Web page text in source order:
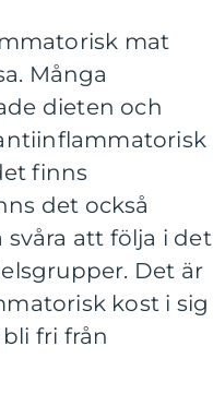
mat
Många
dieten och
finns
det också
att följa i det
Det är
kost i sig
fri från